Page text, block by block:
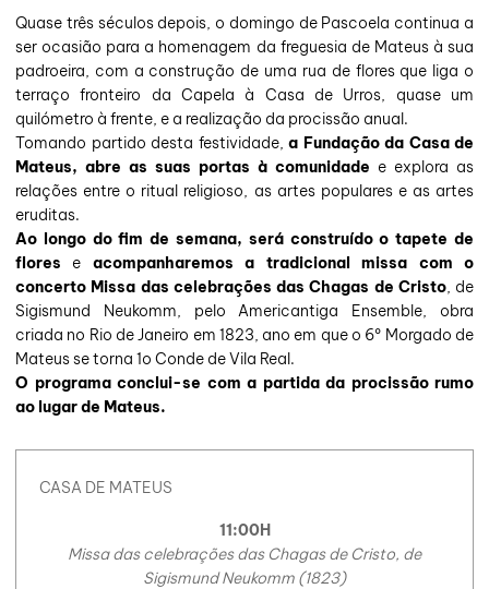
Quase três séculos depois, o domingo de Pascoela continua a
ser ocasião para a homenagem da freguesia de Mateus à sua
padroeira, com a construção de uma rua de flores que liga o
terraço fronteiro da Capela à Casa de Urros, quase um
quilómetro à frente, e a realização da procissão anual.
Tomando partido desta festividade, a Fundação da Casa de
Mateus, abre as suas portas à comunidade e explora as
relações entre o ritual religioso, as artes populares e as artes
eruditas.
Ao longo do fim de semana, será construído o tapete de
flores e acompanharemos a tradicional missa com o
concerto Missa das celebrações das Chagas de Cristo, de
Sigismund Neukomm, pelo Americantiga Ensemble, obra
criada no Rio de Janeiro em 1823, ano em que o 6º Morgado de
Mateus se torna 1o Conde de Vila Real.
O programa conclui-se com a partida da procissão rumo
ao lugar de Mateus.
CASA DE MATEUS
11:00H
Missa das celebrações das Chagas de Cristo, de
Sigismund Neukomm (1823)